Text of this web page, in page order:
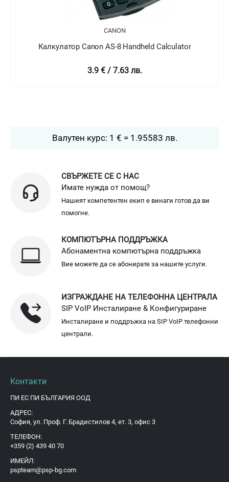
CANON
Калкулатор Canon AS-8 Handheld Calculator
3.9 € / 7.63 лв.
Валутен курс: 1 € = 1.95583 лв.
СВЪРЖЕТЕ СЕ С НАС
Имате нужда от помощ?
Нашият компетентен екип е винаги готов да ви
помогне.
КОМПЮТЪРНА ПОДДРЪЖКА
Абонаментна компютърна поддръжка
Вие можете да се абонирате за нашите услуги.
ИЗГРАЖДАНЕ НА ТЕЛЕФОННА ЦЕНТРАЛА
SIP VoIP Инсталиране & Конфигуриране
Инсталиране и поддръжка на SIP VoIP телефонни
централи.
Контакти
ПИ ЕС ПИ БЪЛГАРИЯ ООД
АДРЕС:
София, ул. Проф. Г. Брадистилов 4, ет. 3, офис 3
ТЕЛЕФОН:
+359 (2) 439 40 70
ИМЕЙЛ:
pspteam@psp-bg.com